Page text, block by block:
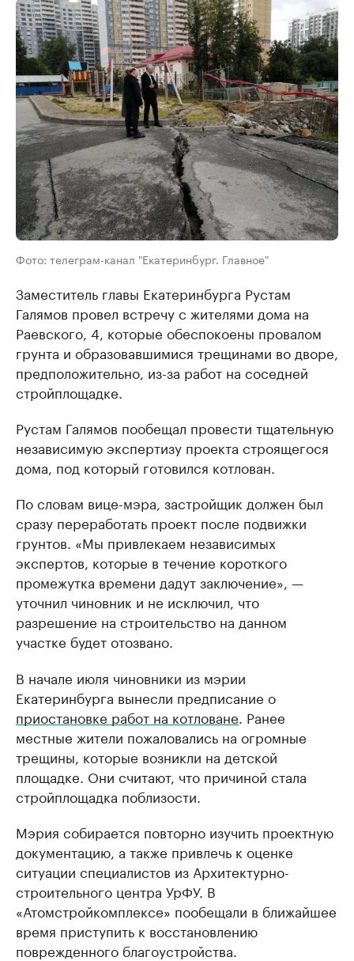
Фото: телеграм-канал "Екатеринбург. Главное"
Заместитель главы Екатеринбурга Рустам
Галямов провел встречу с жителями дома на
Раевского, 4, которые обеспокоены провалом
грунта и образовавшимися трещинами во дворе,
предположительно, из-за работ на соседней
стройплощадке.
Рустам Галямов пообещал провести тщательную
независимую экспертизу проекта строящегося
дома, под который готовился котлован.
По словам вице-мэра, застройщик должен был
сразу переработать проект после подвижки
грунтов. «Мы привлекаем независимых
экспертов, которые в течение короткого
промежутка времени дадут заключение», —
уточнил чиновник и не исключил, что
разрешение на строительство на данном
участке будет отозвано.
В начале июля чиновники из мэрии
Екатеринбурга вынесли предписание о
приостановке работ на котловане . Ранее
местные жители пожаловались на огромные
трещины, которые возникли на детской
площадке. Они считают, что причиной стала
стройплощадка поблизости.
Мэрия собирается повторно изучить проектную
документацию, а также привлечь к оценке
ситуации специалистов из Архитектурно-
строительного центра УрФУ. В
«Атомстройкомплексе» пообещали в ближайшее
время приступить к восстановлению
поврежденного благоустройства.